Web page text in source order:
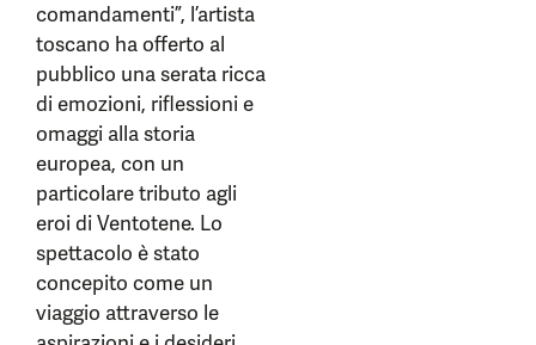
comandamenti”, l’artista
toscano ha offerto al
pubblico una serata ricca
di emozioni, riflessioni e
omaggi alla storia
europea, con un
particolare tributo agli
eroi di Ventotene. Lo
spettacolo è stato
concepito come un
viaggio attraverso le